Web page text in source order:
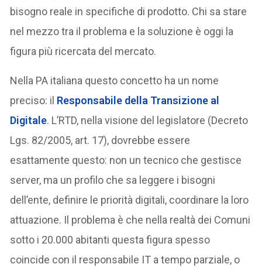
bisogno reale in specifiche di prodotto. Chi sa stare
nel mezzo tra il problema e la soluzione è oggi la
figura più ricercata del mercato.
Nella PA italiana questo concetto ha un nome
preciso: il Responsabile della Transizione al
Digitale. L’RTD, nella visione del legislatore (Decreto
Lgs. 82/2005, art. 17), dovrebbe essere
esattamente questo: non un tecnico che gestisce
server, ma un profilo che sa leggere i bisogni
dell’ente, definire le priorità digitali, coordinare la loro
attuazione. Il problema è che nella realtà dei Comuni
sotto i 20.000 abitanti questa figura spesso
coincide con il responsabile IT a tempo parziale, o